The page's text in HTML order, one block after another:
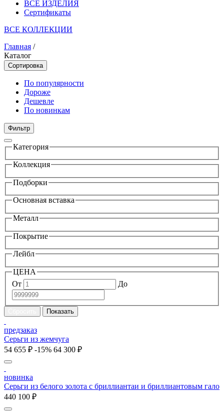
ВСЕ ИЗДЕЛИЯ
Сертификаты
ВСЕ КОЛЛЕКЦИИ
Главная /
Каталог
Сортировка
По популярности
Дороже
Дешевле
По новинкам
Фильтр
Категория
Коллекция
Подборки
Основная вставка
Металл
Покрытие
Лейбл
ЦЕНА
От
До
предзаказ
Серьги из жемчуга
54 655 ₽ -15% 64 300 ₽
новинка
Серьги из белого золота с бриллиантаи и бриллиантовым гало
440 100 ₽